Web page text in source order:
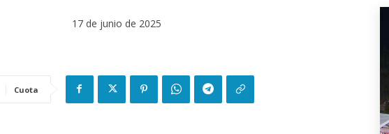
17 de junio de 2025
Cuota